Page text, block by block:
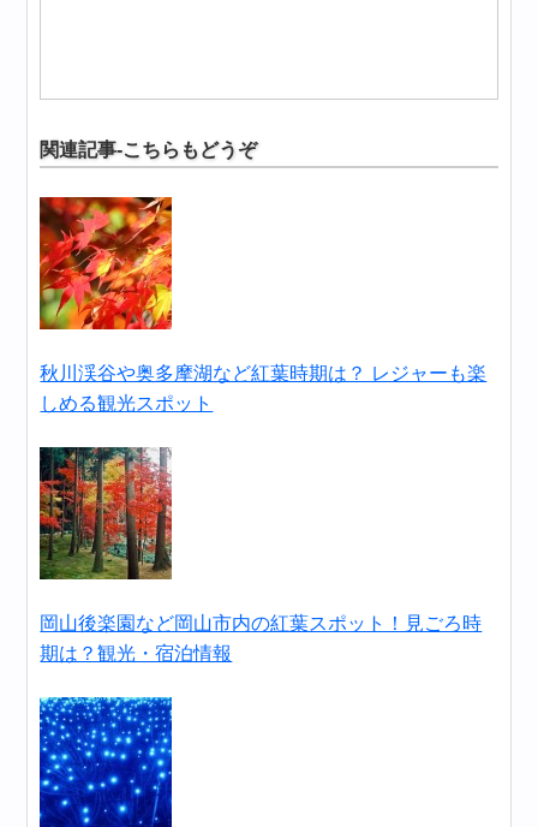
関連記事-こちらもどうぞ
秋川渓谷や奥多摩湖など紅葉時期は？ レジャーも楽
しめる観光スポット
岡山後楽園など岡山市内の紅葉スポット！見ごろ時
期は？観光・宿泊情報